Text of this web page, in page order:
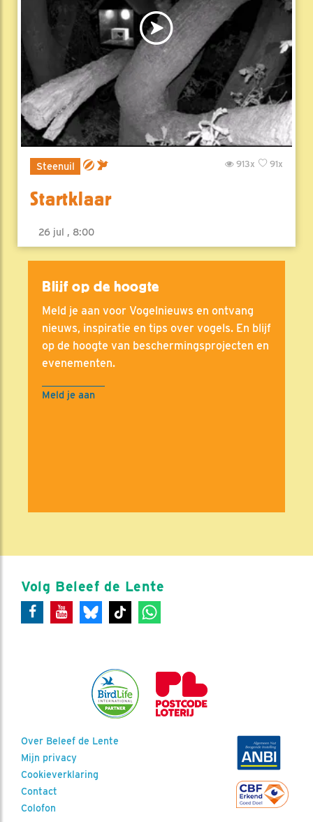
Steenuil 91x
913x
Startklaar
26 jul , 8:00
Blijf op de hoogte
Meld je aan voor Vogelnieuws en ontvang
nieuws, inspiratie en tips over vogels. En blijf
op de hoogte van beschermingsprojecten en
evenementen.
Meld je aan
Volg Beleef de Lente
Over Beleef de Lente
Mijn privacy
Cookieverklaring
Contact
Colofon